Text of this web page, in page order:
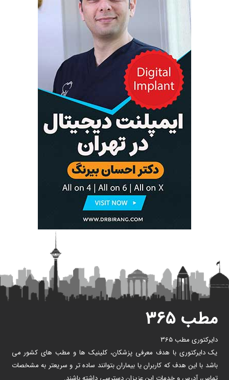
مطب ۳۶۵
دایرکتوری مطب 365
یک دایرکتوری با هدف معرفی پزشکان، کلینیک ها و مطب های کشور می
باشد با این هدف که کاربران یا بیماران بتوانند ساده تر و سریعتر به مشخصات